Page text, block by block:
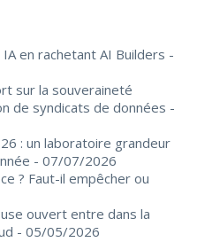
en rachetant AI Builders -
sur la souveraineté
de syndicats de données -
: un laboratoire grandeur
- 07/07/2026
? Faut-il empêcher ou
ouvert entre dans la
- 05/05/2026